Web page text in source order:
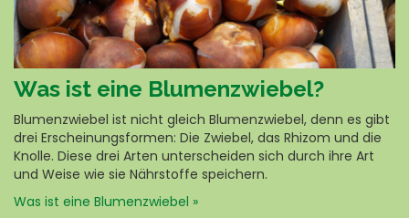
Was ist eine Blumenzwiebel?
Blumenzwiebel ist nicht gleich Blumenzwiebel, denn es gibt
drei Erscheinungsformen: Die Zwiebel, das Rhizom und die
Knolle. Diese drei Arten unterscheiden sich durch ihre Art
und Weise wie sie Nährstoffe speichern.
Was ist eine Blumenzwiebel »